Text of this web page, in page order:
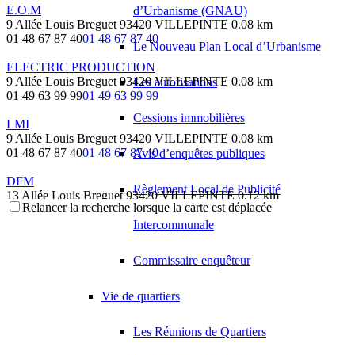
d’Urbanisme (GNAU)
Le Nouveau Plan Local d’Urbanisme
Les autorisations
Cessions immobilières
Avis d’enquêtes publiques
Règlement Local de Publicité
Intercommunale
Commissaire enquêteur
Vie de quartiers
Les Réunions de Quartiers
E.O.M
9 Allée Louis Breguet 93420 VILLEPINTE 0.08 km
01 48 67 87 4001 48 67 87 40
ELECTRIC PRODUCTION
9 Allée Louis Breguet 93420 VILLEPINTE 0.08 km
01 49 63 99 9901 49 63 99 99
LMI
9 Allée Louis Breguet 93420 VILLEPINTE 0.08 km
01 48 67 87 4001 48 67 87 40
DFM
13 Allée Louis Breguet 93420 VILLEPINTE 0.12 km
01 49 63 01 0001 49 63 01 00
167 Chemin du Loup 93420 VILLEPINTE 0.12 km
165 Chemin du Loup 93420 VILLEPINTE
01 41 51 11 20
Relancer la recherche lorsque la carte est déplacée